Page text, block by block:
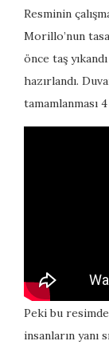
Resminin
Morillo’nun
önce taş
hazırlandı.
tamamlanması
Peki bu
insanların yanı